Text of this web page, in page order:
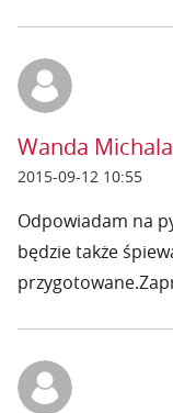
Wanda
2015-09-12 10:55
Odpowiadam na
będzie także